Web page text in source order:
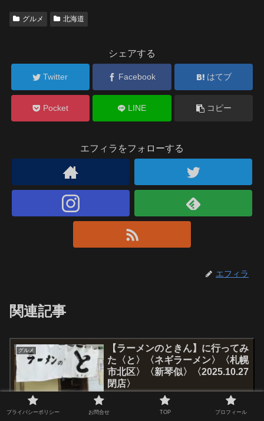
グルメ 北海道
シェアする
Twitter Facebook はてブ
Pocket LINE コピー
エフィラをフォローする
エフィラ
関連記事
グルメ
【ラーメンのときん】に行ってみ
た〈と〉〈ネギラーメン〉〈札幌
市北区〉〈新琴似〉〈2025.10.27
閉店〉
今回は北区にあるラーメン屋さん〈ラーメンのときん〉さんに行っ
プライバシーポリシー お問合せ TOP プロフィール